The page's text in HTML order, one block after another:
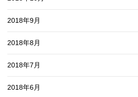
2018年9月
2018年8月
2018年7月
2018年6月